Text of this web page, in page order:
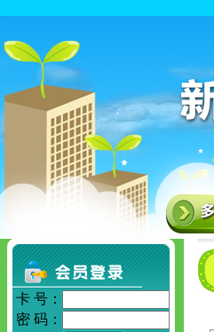
卡 号：
密 码：